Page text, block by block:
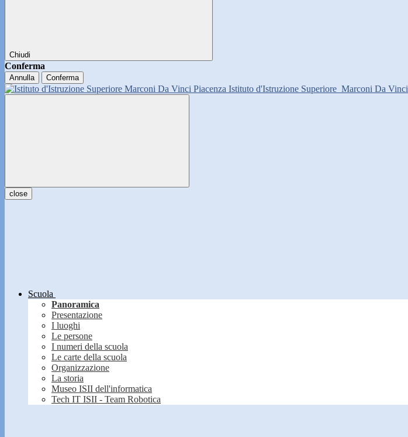
Chiudi
Conferma
Annulla Conferma
Istituto d'Istruzione Superiore Marconi Da Vinci
close
Scuola
Panoramica
Presentazione
I luoghi
Le persone
I numeri della scuola
Le carte della scuola
Organizzazione
La storia
Museo ISII dell'informatica
Tech IT ISII - Team Robotica